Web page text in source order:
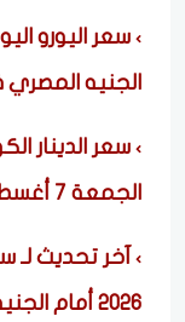
الجنيه
سعر الدينار
الجمعة 7 أغسطس.. وصل لكام؟
2026 أمام الجنيه المصري